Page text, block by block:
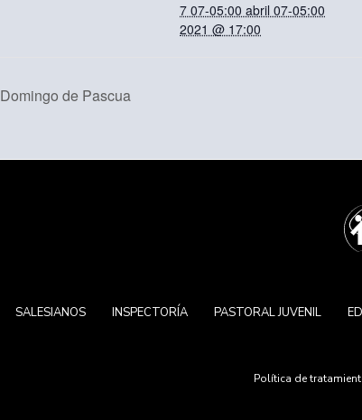
7 07-05:00 abril 07-05:00
2021 @ 17:00
Domingo de Pascua
SALESIANOS INSPECTORÍA PASTORAL JUVENIL
Política de